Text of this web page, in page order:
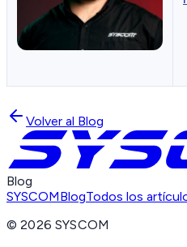
Volver al Blog
Blog
SYSCOMBlogTodos los
©2026 SYSCOM